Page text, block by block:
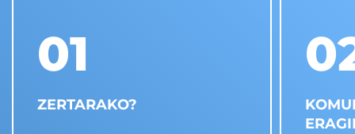
01
ZERTARAKO?